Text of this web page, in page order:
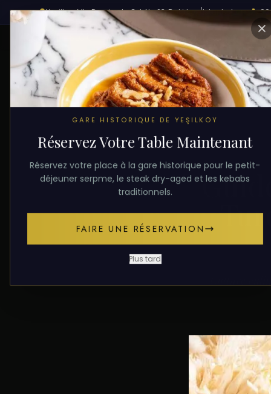
Yesilkoy Mh. Demiryolu Cd. No:23, Bakirkoy/Istanbul +90
ACCUEIL NOTRE MENU QUI EST MAHSUN
TOUS LES
GARE HISTORIQUE DE YEŞILKÖY
Réservez Votre Table Maintenant
Réservez votre place à la gare historique pour le petit-
déjeuner serpme, le steak dry-aged et les kebabs
traditionnels.
FAIRE UNE RÉSERVATION
Plus tard